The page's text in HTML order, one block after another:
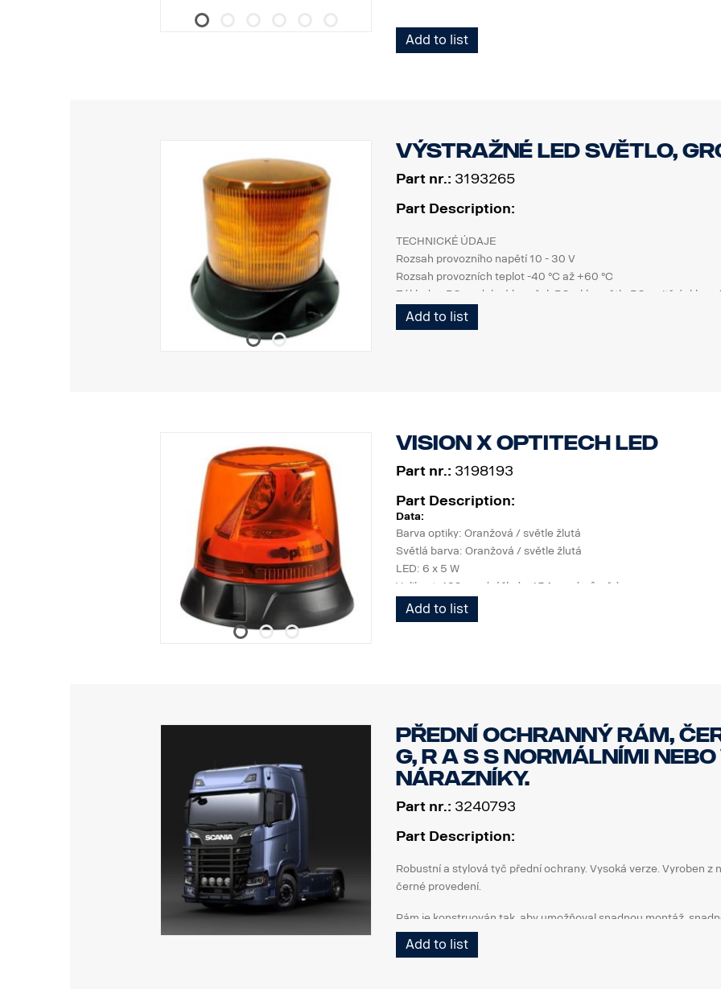
Výška (s držákem): 97 mm
Příkon, záplavové: 70 W
Dosah, záplavové při svítivosti 1 lux: 110 m
Add to list
Výstražné LED světlo,
Part nr.: 3193265
Part Description:
TECHNICKÉ ÚDAJE
Rozsah provozního napětí 10 - 30 V
Rozsah provozních teplot -40 °C až +60 °C
Základna PC, ozdobný kroužek PC, sklo světla PC, vnitřní sklo
Rozsah provozních teplot -40 °C až +60 °C
Add to list
Vision X Optitech LED
Part nr.: 3198193
Part Description:
Data:
Barva optiky: Oranžová / světle žlutá
Světlá barva: Oranžová / světle žlutá
LED: 6 x 5 W
Velikost: 139 mm (výška) x 154 mm (průměr)
Hmotnost: 330 g
Třída krytí IP: IP67
Add to list
Přední ochranný rám,
G, R a S s normálními
nárazníky.
Part nr.: 3240793
Part Description:
Robustní a stylová tyč přední ochrany. Vysoká verze. Vyroben
černé provedení.
Rám je konstruován tak, aby umožňoval snadnou montáž,
tažné tyče, protože spodní koncové trubky lze snadno
Add to list